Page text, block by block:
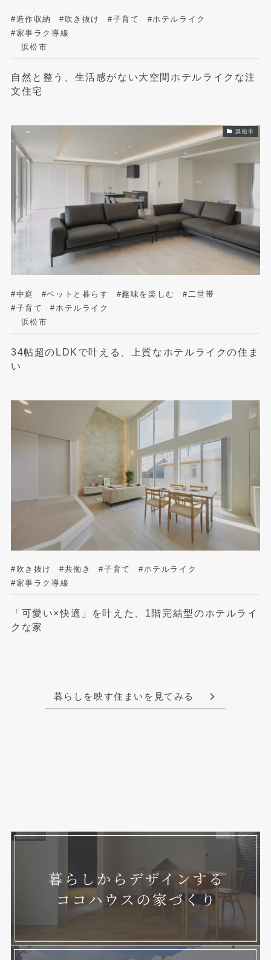
#造作収納 #吹き抜け #子育て
#ホテルライク
#家事ラク導線
浜松市
自然と整う、生活感がない大空間ホテルライクな注
文住宅
浜松市
#中庭 #ペットと暮らす #趣味を楽しむ
#二世帯
#子育て
#ホテルライク
浜松市
34帖超のLDKで叶える、上質なホテルライクの住ま
い
#吹き抜け #共働き #子育て
#ホテルライク
#家事ラク導線
「可愛い×快適」を叶えた、1階完結型のホテルライ
クな家
暮らしを映す住まいを見てみる